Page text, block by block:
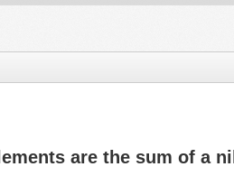
are the sum of a